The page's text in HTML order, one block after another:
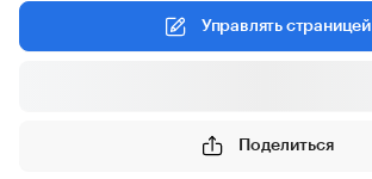
Управлять страницей
Поделиться